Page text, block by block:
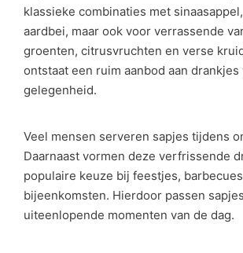
klassieke combinaties met
aardbei, maar ook voor verrassende
groenten, citrusvruchten en verse
ontstaat een ruim aanbod aan
gelegenheid.
Veel mensen serveren sapjes tijdens
Daarnaast vormen deze verfrissende
populaire keuze bij feestjes,
bijeenkomsten. Hierdoor passen
uiteenlopende momenten van de dag.